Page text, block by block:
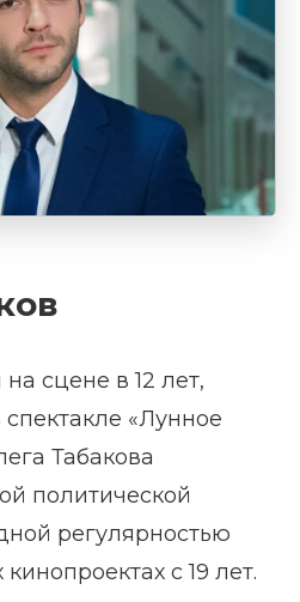
сцене в 12 лет,
«Лунное
Табакова
политической
регулярностью
с 19 лет.